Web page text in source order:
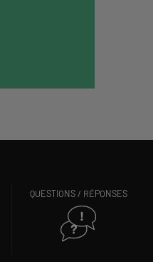
QUESTIONS / RÉPONSES